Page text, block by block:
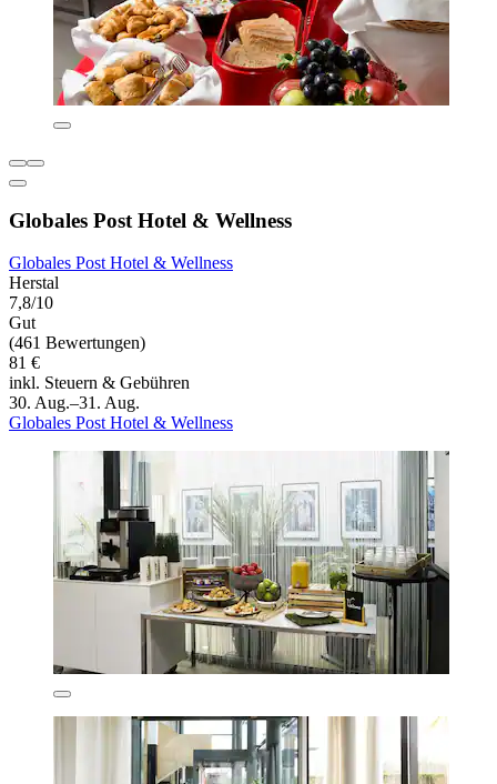
Globales Post Hotel & Wellness
Globales Post Hotel & Wellness
Herstal
7,8/10
Gut
(461 Bewertungen)
81 €
inkl. Steuern & Gebühren
30. Aug.–31. Aug.
Globales Post Hotel & Wellness